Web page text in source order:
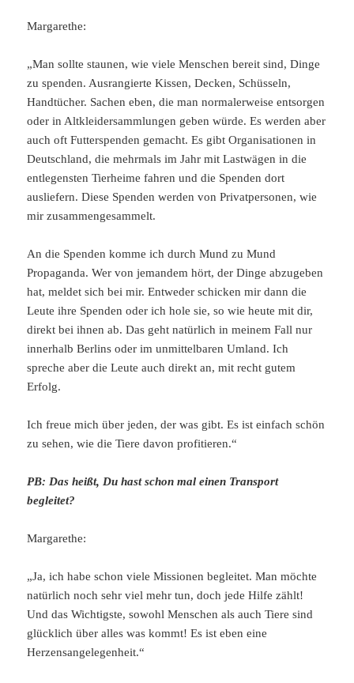
Margarethe:
„Man sollte staunen, wie viele Menschen bereit sind, Dinge
zu spenden. Ausrangierte Kissen, Decken, Schüsseln,
Handtücher. Sachen eben, die man normalerweise entsorgen
oder in Altkleidersammlungen geben würde. Es werden aber
auch oft Futterspenden gemacht. Es gibt Organisationen in
Deutschland, die mehrmals im Jahr mit Lastwägen in die
entlegensten Tierheime fahren und die Spenden dort
ausliefern. Diese Spenden werden von Privatpersonen, wie
mir zusammengesammelt.
An die Spenden komme ich durch Mund zu Mund
Propaganda. Wer von jemandem hört, der Dinge abzugeben
hat, meldet sich bei mir. Entweder schicken mir dann die
Leute ihre Spenden oder ich hole sie, so wie heute mit dir,
direkt bei ihnen ab. Das geht natürlich in meinem Fall nur
innerhalb Berlins oder im unmittelbaren Umland. Ich
spreche aber die Leute auch direkt an, mit recht gutem
Erfolg.
Ich freue mich über jeden, der was gibt. Es ist einfach schön
zu sehen, wie die Tiere davon profitieren.“
PB: Das heißt, Du hast schon mal einen Transport
begleitet?
Margarethe:
„Ja, ich habe schon viele Missionen begleitet. Man möchte
natürlich noch sehr viel mehr tun, doch jede Hilfe zählt!
Und das Wichtigste, sowohl Menschen als auch Tiere sind
glücklich über alles was kommt! Es ist eben eine
Herzensangelegenheit.“